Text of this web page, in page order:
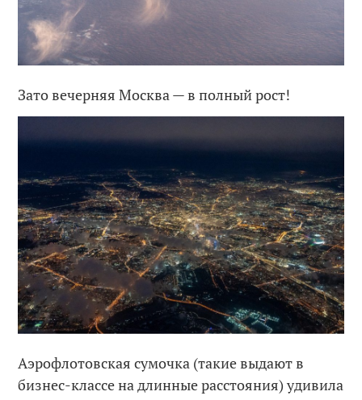
Зато вечерняя Москва — в полный рост!
Аэрофлотовская сумочка (такие выдают в
бизнес-классе на длинные расстояния) удивила